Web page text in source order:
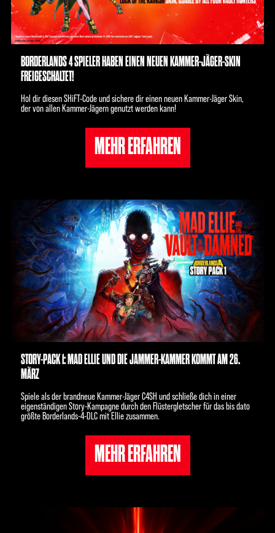
BORDERLANDS 4 SPIELER HABEN EINEN NEUEN KAMMER-JÄGER-SKIN
FREIGESCHALTET!
Hol dir diesen SHiFT-Code und sichere dir einen neuen Kammer-Jäger Skin,
der von allen Kammer-Jägern genutzt werden kann!
MEHR ERFAHREN
STORY-PACK 1: MAD ELLIE UND DIE JAMMER-KAMMER KOMMT AM 26.
MÄRZ
Spiele als der brandneue Kammer-Jäger C4SH und schließe dich in einer
eigenständigen Story-Kampagne durch den Flüstergletscher für das bis dato
größte Borderlands-4-DLC mit Ellie zusammen.
MEHR ERFAHREN